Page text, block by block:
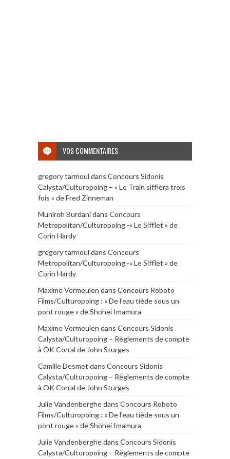
VOS COMMENTAIRES
gregory tarmoul dans Concours Sidonis
Calysta/Culturopoing – « Le Train sifflera trois
fois » de Fred Zinneman
Muniroh Burdanidans Concours
Metropolitan/Culturopoing -« Le Sifflet » de
Corin Hardy
gregory tarmoul dans Concours
Metropolitan/Culturopoing -« Le Sifflet » de
Corin Hardy
Maxime Vermeulen dans Concours Roboto
Films/Culturopoing : « De l’eau tiède sous un
pont rouge » de Shōhei Imamura
Maxime Vermeulen dans Concours Sidonis
Calysta/Culturopoing – Règlements de compte
à OK Corral de John Sturges
Camille Desmet dans Concours Sidonis
Calysta/Culturopoing – Règlements de compte
à OK Corral de John Sturges
Julie Vandenberghedans Concours Roboto
Films/Culturopoing : « De l’eau tiède sous un
pont rouge » de Shōhei Imamura
Julie Vandenberghedans Concours Sidonis
Calysta/Culturopoing – Règlements de compte